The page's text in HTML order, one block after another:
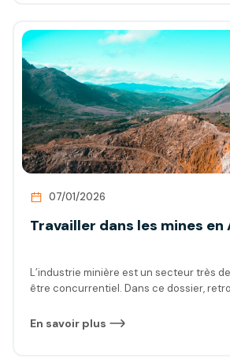
07/01/2026
Travailler dans les mines
L’industrie minière est un secteur très
être concurrentiel. Dans ce dossier,
démarche de recherche d’emploi en
En savoir plus